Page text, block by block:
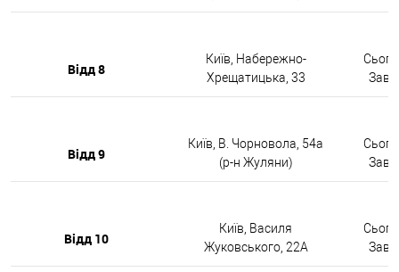
Відд 8
Київ, Набережно-
Хрещатицька, 33
Відд 9
Київ, В. Чорновола, 54а
(р-н Жуляни)
Відд 10
Київ, Василя
Жуковського, 22А